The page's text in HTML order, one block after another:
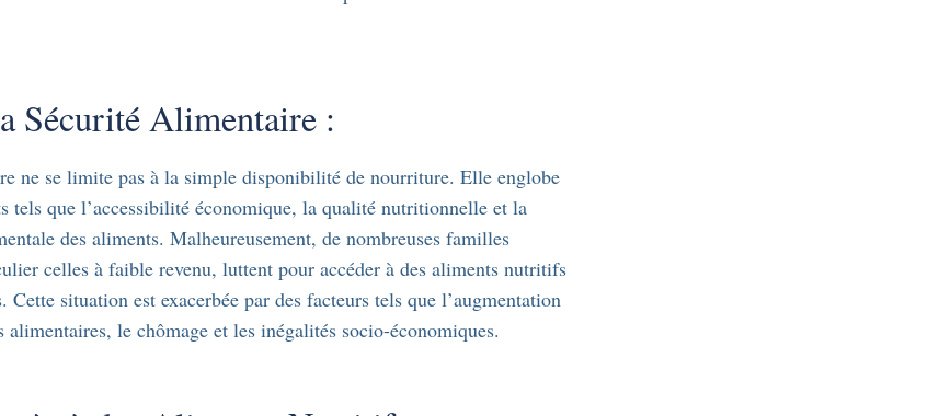
Sécurité Alimentaire :
ne se limite pas à la simple disponibilité de nourriture. Elle englobe
tels que l’accessibilité économique, la qualité nutritionnelle et la
des aliments. Malheureusement, de nombreuses familles
celles à faible revenu, luttent pour accéder à des aliments nutritifs
Cette situation est exacerbée par des facteurs tels que l’augmentation
alimentaires, le chômage et les inégalités socio-économiques.